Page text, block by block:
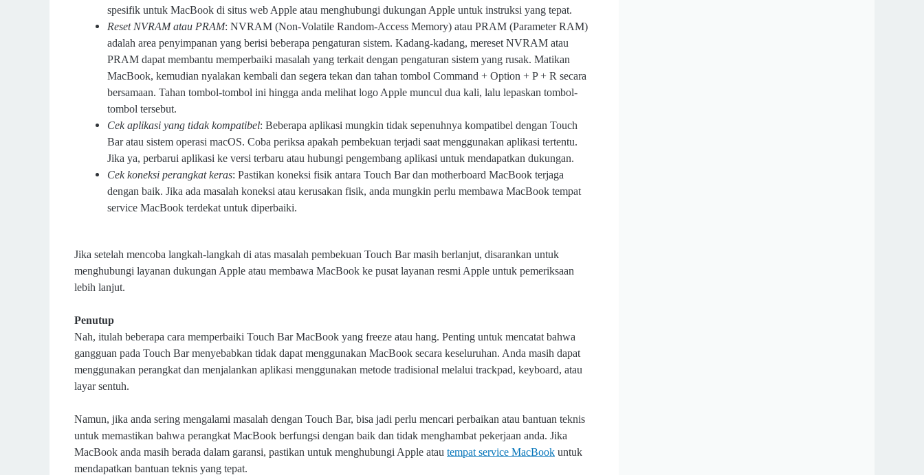
spesifik untuk MacBook di situs web Apple atau menghubungi dukungan Apple untuk instruksi yang tepat.
Reset NVRAM atau PRAM: NVRAM (Non-Volatile Random-Access Memory) atau PRAM (Parameter RAM)
adalah area penyimpanan yang berisi beberapa pengaturan sistem. Kadang-kadang, mereset NVRAM atau
PRAM dapat membantu memperbaiki masalah yang terkait dengan pengaturan sistem yang rusak. Matikan
MacBook, kemudian nyalakan kembali dan segera tekan dan tahan tombol Command + Option + P + R secara
bersamaan. Tahan tombol-tombol ini hingga anda melihat logo Apple muncul dua kali, lalu lepaskan tombol-
tombol tersebut.
Cek aplikasi yang tidak kompatibel: Beberapa aplikasi mungkin tidak sepenuhnya kompatibel dengan Touch
Bar atau sistem operasi macOS. Coba periksa apakah pembekuan terjadi saat menggunakan aplikasi tertentu.
Jika ya, perbarui aplikasi ke versi terbaru atau hubungi pengembang aplikasi untuk mendapatkan dukungan.
Cek koneksi perangkat keras: Pastikan koneksi fisik antara Touch Bar dan motherboard MacBook terjaga
dengan baik. Jika ada masalah koneksi atau kerusakan fisik, anda mungkin perlu membawa MacBook tempat
service MacBook terdekat untuk diperbaiki.
Jika setelah mencoba langkah-langkah di atas masalah pembekuan Touch Bar masih berlanjut, disarankan untuk
menghubungi layanan dukungan Apple atau membawa MacBook ke pusat layanan resmi Apple untuk pemeriksaan
lebih lanjut.
Penutup
Nah, itulah beberapa cara memperbaiki Touch Bar MacBook yang freeze atau hang. Penting untuk mencatat bahwa
gangguan pada Touch Bar menyebabkan tidak dapat menggunakan MacBook secara keseluruhan. Anda masih dapat
menggunakan perangkat dan menjalankan aplikasi menggunakan metode tradisional melalui trackpad, keyboard, atau
layar sentuh.
Namun, jika anda sering mengalami masalah dengan Touch Bar, bisa jadi perlu mencari perbaikan atau bantuan teknis
untuk memastikan bahwa perangkat MacBook berfungsi dengan baik dan tidak menghambat pekerjaan anda. Jika
MacBook anda masih berada dalam garansi, pastikan untuk menghubungi Apple atau tempat service MacBook untuk
mendapatkan bantuan teknis yang tepat.